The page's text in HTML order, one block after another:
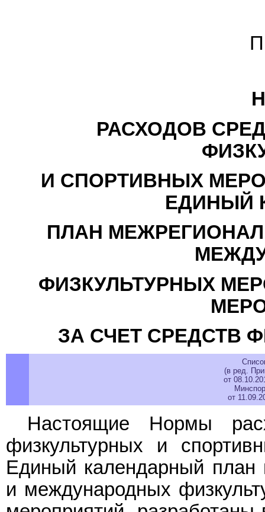
РАСХОДОВ
И СПОРТИВНЫХ
ЕДИНЫЙ
ПЛАН
ФИЗКУЛЬТУРНЫХ
ЗА СЧЕТ СРЕДСТВ
(в ред.
от
от
Настоящие Нормы
физкультурных и
Единый календарный план
и международных